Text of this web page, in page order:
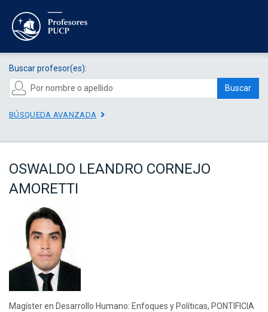
Buscar profesor(es):
Buscar
BÚSQUEDA AVANZADA
OSWALDO LEANDRO CORNEJO
AMORETTI
Magíster en Desarrollo Humano: Enfoques y Políticas, PONTIFICIA